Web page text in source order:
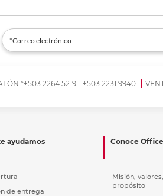
*+503 2264 5219 - +503 2231 9940
ayudamos
de entrega
Conoce
Misión,
propósito